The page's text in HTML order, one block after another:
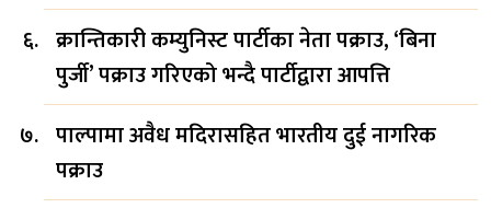
क्रान्तिकारी कम्युनिस्ट पार्टीका नेता पक्राउ, ‘बिना
पुर्जी’ पक्राउ गरिएको भन्दै पार्टीद्वारा आपत्ति
पाल्पामा अवैध मदिरासहित भारतीय दुई नागरिक
पक्राउ